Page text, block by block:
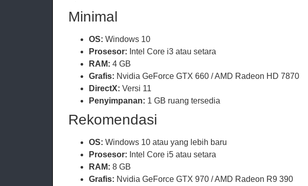
Minimal
OS: Windows 10
Prosesor: Intel Core i3 atau setara
RAM: 4 GB
Grafis: Nvidia GeForce GTX 660 / AMD Radeon HD 7870
DirectX: Versi 11
Penyimpanan: 1 GB ruang tersedia
Rekomendasi
OS: Windows 10 atau yang lebih baru
Prosesor: Intel Core i5 atau setara
RAM: 8 GB
Grafis: Nvidia GeForce GTX 970 / AMD Radeon R9 390